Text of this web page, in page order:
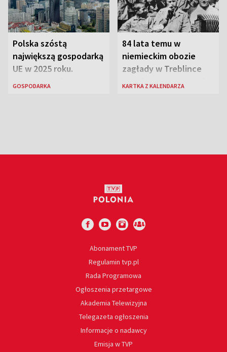
Polska szóstą
największą gospodarką
UE w 2025 roku.
GOSPODARKA
84 lata temu w
niemieckim obozie
zagłady w Treblince
KARTKA Z KALENDARZA
Abonament TVP
Regulamin tvp.pl
Rada Programowa
Ogłoszenia przetargowe
Akademia Telewizyjna
Telegazeta ogłoszenia
Informacje o nadawcy
Emisja w TVP